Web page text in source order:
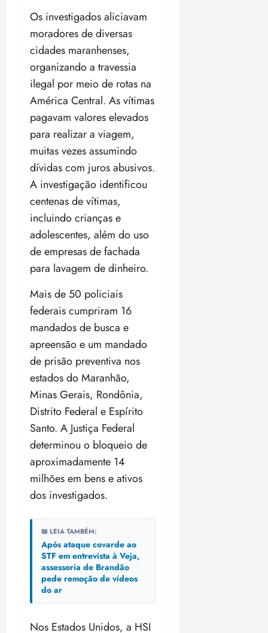
Os investigados aliciavam
moradores de diversas
cidades maranhenses,
organizando a travessia
ilegal por meio de rotas na
América Central. As vítimas
pagavam valores elevados
para realizar a viagem,
muitas vezes assumindo
dívidas com juros abusivos.
A investigação identificou
centenas de vítimas,
incluindo crianças e
adolescentes, além do uso
de empresas de fachada
para lavagem de dinheiro.
Mais de 50 policiais
federais cumpriram 16
mandados de busca e
apreensão e um mandado
de prisão preventiva nos
estados do Maranhão,
Minas Gerais, Rondônia,
Distrito Federal e Espírito
Santo. A Justiça Federal
determinou o bloqueio de
aproximadamente 14
milhões em bens e ativos
dos investigados.
📖 LEIA TAMBÉM:
Após ataque covarde ao
STF em entrevista à Veja,
assessoria de Brandão
pede remoção de vídeos
do ar
Nos Estados Unidos, a HSI